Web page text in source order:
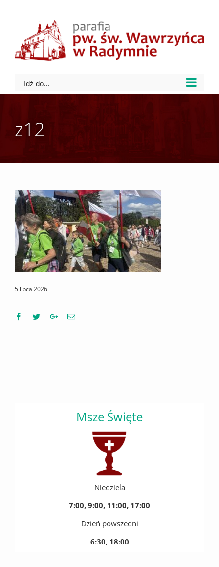
Idź do...
z12
5 lipca 2026
Facebook
TwitterGoogle+Email
Msze Święte
Niedziela
7:00, 9:00, 11:00, 17:00
Dzień powszedni
6:30, 18:00